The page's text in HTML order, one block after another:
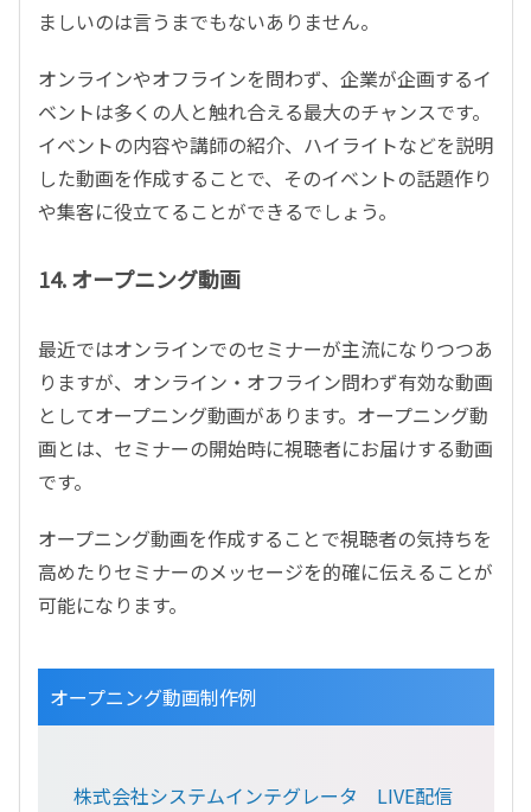
ましいのは言うまでもないありません。
オンラインやオフラインを問わず、企業が企画するイ
ベントは多くの人と触れ合える最大のチャンスです。
イベントの内容や講師の紹介、ハイライトなどを説明
した動画を作成することで、そのイベントの話題作り
や集客に役立てることができるでしょう。
14. オープニング動画
最近ではオンラインでのセミナーが主流になりつつあ
りますが、オンライン・オフライン問わず有効な動画
としてオープニング動画があります。オープニング動
画とは、セミナーの開始時に視聴者にお届けする動画
です。
オープニング動画を作成することで視聴者の気持ちを
高めたりセミナーのメッセージを的確に伝えることが
可能になります。
オープニング動画制作例
株式会社システムインテグレータ LIVE配信